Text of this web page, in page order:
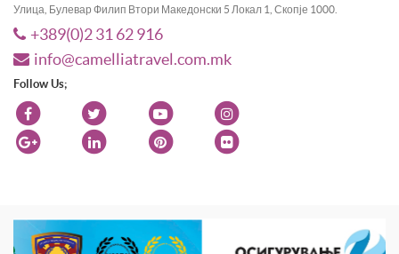
Улица, Булевар Филип Втори Македонски 5 Локал 1, Скопје 1000.
+389(0)2 31 62 916
info@camelliatravel.com.mk
Follow Us;